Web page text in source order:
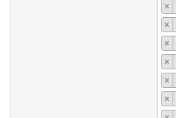
×
×
×
×
×
×